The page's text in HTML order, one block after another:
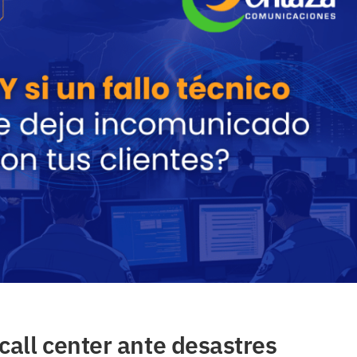
center ante desastres